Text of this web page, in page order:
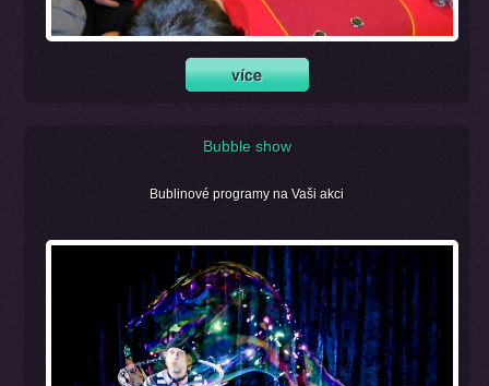
Bubble show
Bublinové programy na Vaši akci